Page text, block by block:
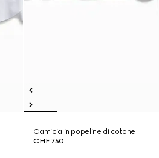
Camicia in popeline di cotone
CHF 750